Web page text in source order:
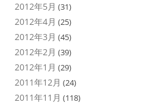
2012年5月 (31)
2012年4月 (25)
2012年3月 (45)
2012年2月 (39)
2012年1月 (29)
2011年12月 (24)
2011年11月 (118)